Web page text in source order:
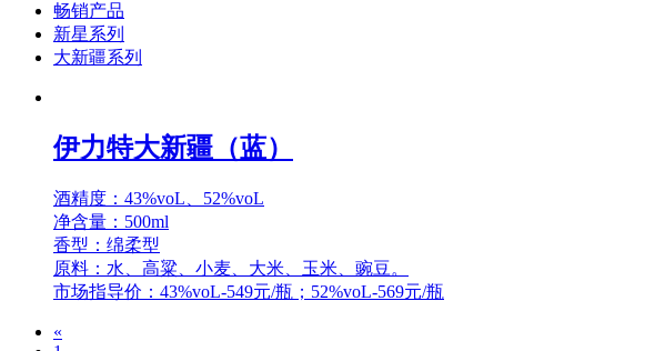
畅销产品
新星系列
大新疆系列
伊力特大新疆（蓝）
酒精度：43%voL、52%voL
净含量：500ml
香型：绵柔型
原料：水、高粱、小麦、大米、玉米、豌豆。
市场指导价：43%voL-549元/瓶；52%voL-569元/瓶
«